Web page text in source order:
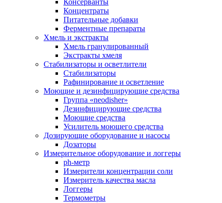
Консерванты
Концентраты
Питательные добавки
Ферментные препараты
Хмель и экстракты
Хмель гранулированный
Экстракты хмеля
Cтабилизаторы и осветлители
Стабилизаторы
Рафинирование и осветление
Моющие и дезинфицирующие средства
Группа «neodisher»
Дезинфицирующие средства
Моющие средства
Усилитель моющего средства
Дозирующие оборудование и насосы
Дозаторы
Измерительное оборудование и логгеры
ph-метр
Измерители концентрации соли
Измеритель качества масла
Логгеры
Термометры